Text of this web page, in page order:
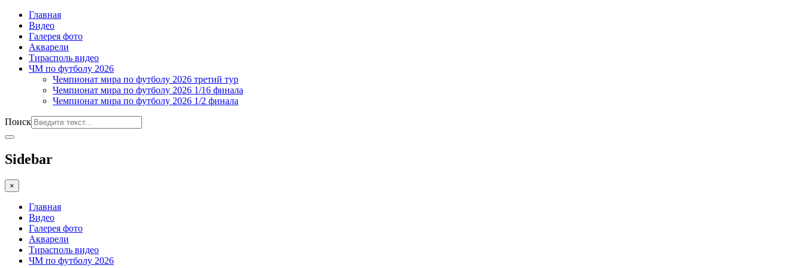
Главная
Видео
Галерея фото
Акварели
Тирасполь видео
ЧМ по футболу 2026
Чемпионат мира по футболу 2026 третий тур
Чемпионат мира по футболу 2026 1/16 финала
Чемпионат мира по футболу 2026 1/2 финала
Поиск
Sidebar
×
Главная
Видео
Галерея фото
Акварели
Тирасполь видео
ЧМ по футболу 2026